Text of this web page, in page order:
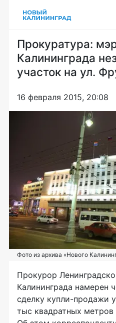
Прокуратура:
Калининграда
участок на ул.
16 февраля 2015, 20:08
Фото из архива «Нового
Прокурор
Калининграда намерен
сделку купли-продажи
тыс квадратных метров